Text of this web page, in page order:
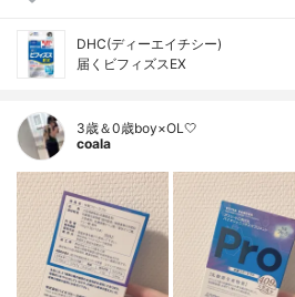
DHC(ディーエイチシー)
届くビフィズスEX
3歳＆0歳boy×OL🤍
coala